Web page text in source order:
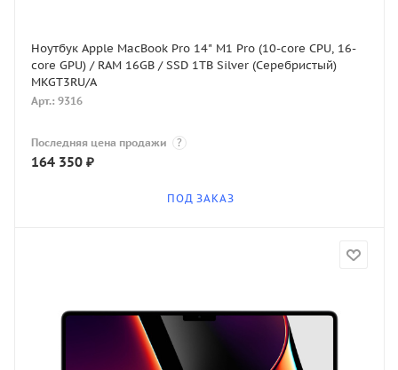
Ноутбук Apple MacBook Pro 14" M1 Pro (10-core CPU, 16-
core GPU) / RAM 16GB / SSD 1TB Silver (Серебристый)
MKGT3RU/A
Арт.: 9316
Последняя цена продажи ?
164 350 ₽
ПОД ЗАКАЗ